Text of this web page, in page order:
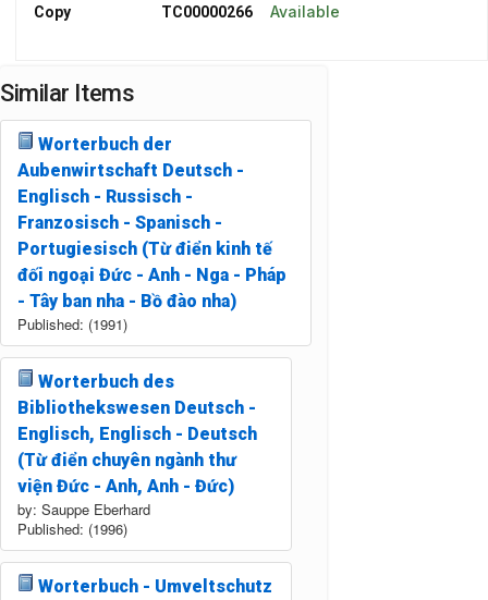
Copy TC00000266 Available
Similar Items
Worterbuch der
Aubenwirtschaft Deutsch -
Englisch - Russisch -
Franzosisch - Spanisch -
Portugiesisch (Từ điển kinh tế
đối ngoại Đức - Anh - Nga - Pháp
- Tây ban nha - Bồ đào nha)
Published: (1991)
Worterbuch des
Bibliothekswesen Deutsch -
Englisch, Englisch - Deutsch
(Từ điển chuyên ngành thư
viện Đức - Anh, Anh - Đức)
by: Sauppe Eberhard
Published: (1996)
Worterbuch - Umveltschutz